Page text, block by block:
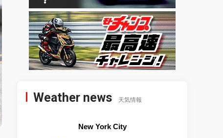
Weather news 天気情報
New York City